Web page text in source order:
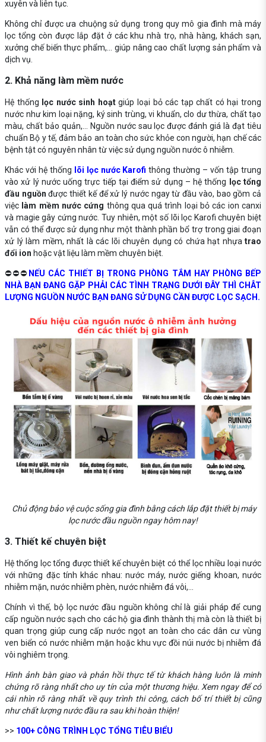
xuyên và liên tục.
Không chỉ được ưa chuộng sử dụng trong quy mô gia đình mà máy
lọc tổng còn được lắp đặt ở các khu nhà trọ, nhà hàng, khách sạn,
xưởng chế biến thực phẩm,... giúp nâng cao chất lượng sản phẩm và
dịch vụ.
2. Khả năng làm mềm nước
Hệ thống lọc nước sinh hoạtgiúp loại bỏ các tạp chất có hại trong
nước như kim loại nặng, ký sinh trùng, vi khuẩn, clo dư thừa, chất tạo
màu, chất bảo quản,... Nguồn nước sau lọc được đánh giá là đạt tiêu
chuẩn Bộ y tế, đảm bảo an toàn cho sức khỏe con người, hạn chế các
bệnh tật có nguyên nhân từ việc sử dụng nguồn nước ô nhiễm.
Khác với hệ thống lõi lọc nước Karofi thông thường – vốn tập trung
vào xử lý nước uống trực tiếp tại điểm sử dụng – hệ thống
lọc tổng
đầu nguồn được thiết kế để xử lý nước ngay từ đầu vào, bao gồm cả
việc làm mềm nước cứng thông qua quá trình loại bỏ các ion canxi
và magie gây cứng nước. Tuy nhiên, một số lõi lọc Karofi chuyên biệt
vẫn có thể được sử dụng như một thành phần bổ trợ trong giai đoạn
xử lý làm mềm, nhất là các lõi chuyên dụng có chứa hạt nhựa trao
đổi ion hoặc vật liệu làm mềm chuyên biệt.
⛔⛔⛔ NẾU CÁC THIẾT BỊ TRONG PHÒNG TẮM HAY PHÒNG BẾP
NHÀ BẠN ĐANG GẶP PHẢI CÁC TÌNH TRẠNG DƯỚI ĐÂY THÌ CHÂT
LƯỢNG NGUỒN NƯỚC BẠN ĐANG SỬ DỤNG CẦN ĐƯỢC LỌC SẠCH.
Chủ động bảo vệ cuộc sống gia đình bằng cách lắp đặt thiết bị máy
lọc nước đầu nguồn ngay hôm nay!
3. Thiết kế chuyên biệt
Hệ thống lọc tổng được thiết kế chuyên biệt có thể lọc nhiều loại nước
với những đặc tính khác nhau: nước máy, nước giếng khoan, nước
nhiễm mặn, nước nhiễm phèn, nước nhiễm đá vôi,...
Chính vì thế, bộ lọc nước đầu nguồn không chỉ là giải pháp để cung
cấp nguồn nước sạch cho các hộ gia đình thành thị mà còn là thiết bị
quan trọng giúp cung cấp nước ngọt an toàn cho các dân cư vùng
ven biển có nước nhiễm mặn hoặc khu vực đồi núi nước bị nhiễm đá
vôi nghiêm trọng.
Hình ảnh bàn giao và phản hồi thực tế từ khách hàng luôn là minh
chứng rõ ràng nhất cho uy tín của một thương hiệu. Xem ngay để có
cái nhìn rõ ràng nhất về quy trình thi công, cách bố trí thiết bị cũng
như chất lượng nước đầu ra sau khi hoàn thiện!
>> 100+ CÔNG TRÌNH LỌC TỔNG TIÊU BIỂU